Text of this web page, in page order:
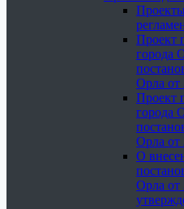
Проект
города
Орла от
Проект
города
Орла от
О
Орла